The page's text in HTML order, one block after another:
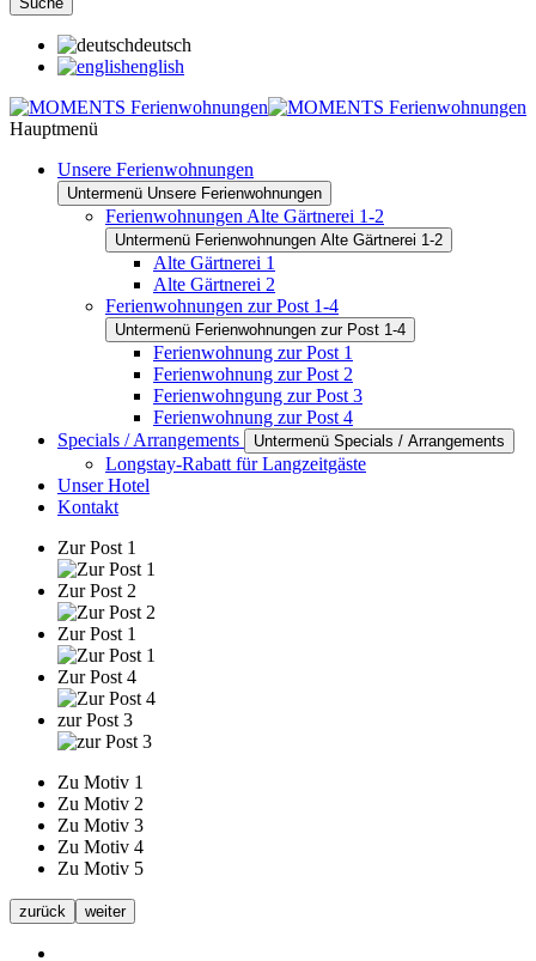
deutsch
english
Hauptmenü
Unsere Ferienwohnungen
Untermenü Unsere Ferienwohnungen
Ferienwohnungen Alte Gärtnerei 1-2
Untermenü Ferienwohnungen Alte Gärtnerei 1-2
Alte Gärtnerei 1
Alte Gärtnerei 2
Ferienwohnungen zur Post 1-4
Untermenü Ferienwohnungen zur Post 1-4
Ferienwohnung zur Post 1
Ferienwohnung zur Post 2
Ferienwohngung zur Post 3
Ferienwohnung zur Post 4
Specials / Arrangements
Untermenü Specials / Arrangements
Longstay-Rabatt für Langzeitgäste
Unser Hotel
Kontakt
Zur Post 1
Zur Post 2
Zur Post 1
Zur Post 4
zur Post 3
Zu Motiv 1
Zu Motiv 2
Zu Motiv 3
Zu Motiv 4
Zu Motiv 5
zurück weiter